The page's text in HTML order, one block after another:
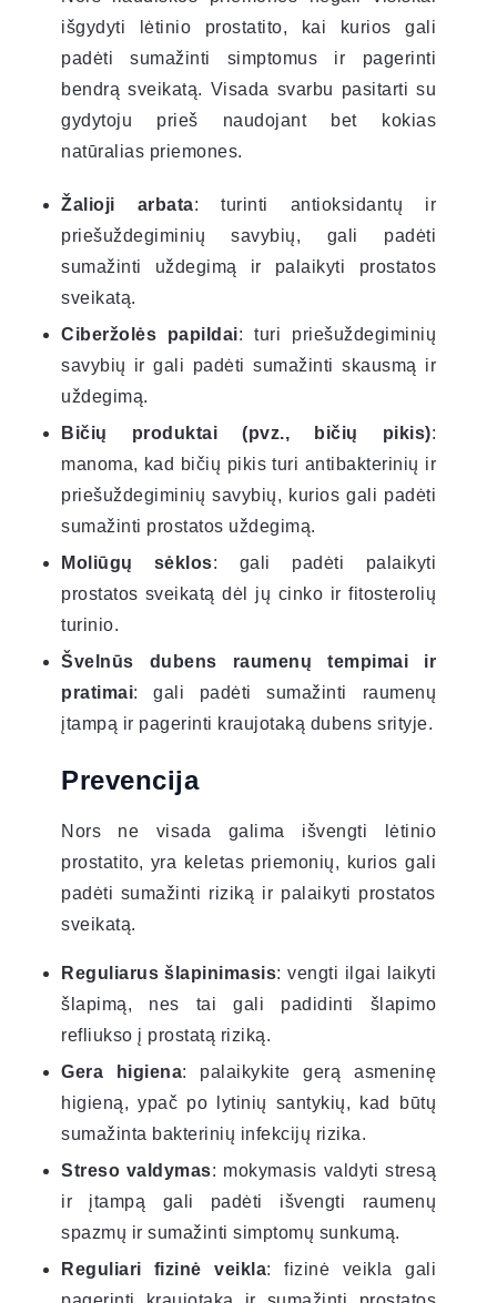
išgydyti lėtinio prostatito, kai kurios gali
padėti sumažinti simptomus ir pagerinti
bendrą sveikatą. Visada svarbu pasitarti su
gydytoju prieš naudojant bet kokias
natūralias priemones.
Žalioji arbata: turinti antioksidantų ir
priešuždegiminių savybių, gali padėti
sumažinti uždegimą ir palaikyti prostatos
sveikatą.
Ciberžolės papildai: turi priešuždegiminių
savybių ir gali padėti sumažinti skausmą ir
uždegimą.
Bičių produktai (pvz., bičių pikis):
manoma, kad bičių pikis turi antibakterinių ir
priešuždegiminių savybių, kurios gali padėti
sumažinti prostatos uždegimą.
Moliūgų sėklos: gali padėti palaikyti
prostatos sveikatą dėl jų cinko ir fitosterolių
turinio.
Švelnūs dubens raumenų tempimai ir
pratimai: gali padėti sumažinti raumenų
įtampą ir pagerinti kraujotaką dubens srityje.
Prevencija
Nors ne visada galima išvengti lėtinio
prostatito, yra keletas priemonių, kurios gali
padėti sumažinti riziką ir palaikyti prostatos
sveikatą.
Reguliarus šlapinimasis: vengti ilgai laikyti
šlapimą, nes tai gali padidinti šlapimo
refliukso į prostatą riziką.
Gera higiena: palaikykite gerą asmeninę
higieną, ypač po lytinių santykių, kad būtų
sumažinta bakterinių infekcijų rizika.
Streso valdymas: mokymasis valdyti stresą
ir įtampą gali padėti išvengti raumenų
spazmų ir sumažinti simptomų sunkumą.
Reguliari fizinė veikla: fizinė veikla gali